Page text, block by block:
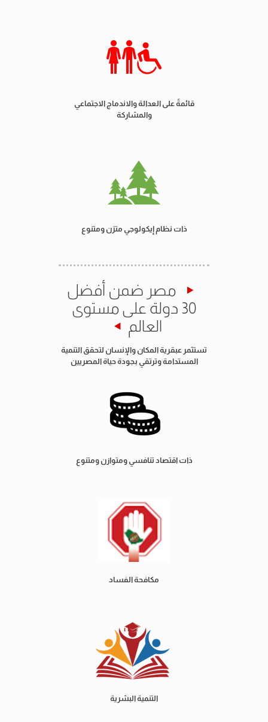
قائمةً على العدالة والاندماج الاجتماعي
والمشاركة
ذات نظام إيكولوجي متزن ومتنوع
مصر ضمن أفضل
30 دولة على مستوى
العالم
تستثمر عبقرية المكان والإنسان لتحقق التنمية
المستدامة وترتقي بجودة حياة المصريين
ذات اقتصاد تنافسي ومتوازن ومتنوع
مكافحة الفساد
التنمية البشرية